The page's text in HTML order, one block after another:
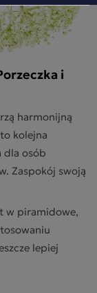
i
harmonijną
kolejna
dla osób
Zaspokój swoją
w piramidowe,
lepiej